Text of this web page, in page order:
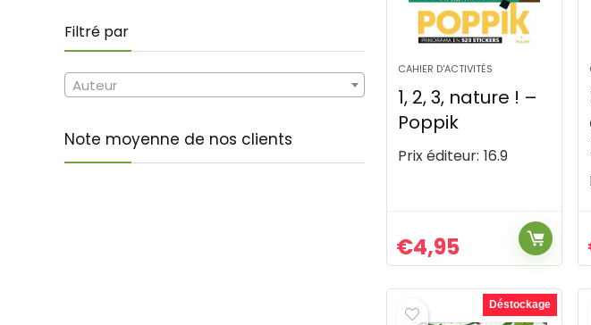
Filtré par
Auteur
Note moyenne de nos clients
CAHIER D'ACTIVITÉS
1, 2, 3, nature ! –
Poppik
Prix éditeur: 16.9
€4,95
Déstockage